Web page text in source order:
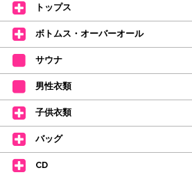
おります。
【新商品はこちらから】 ←ここをクリック♪
トップス
ボトムス・オーバーオール
サウナ
男性衣類
子供衣類
バッグ
CD